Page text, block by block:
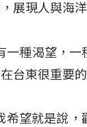
展現人與海
種渴望，
台東很重要的
望就是說，